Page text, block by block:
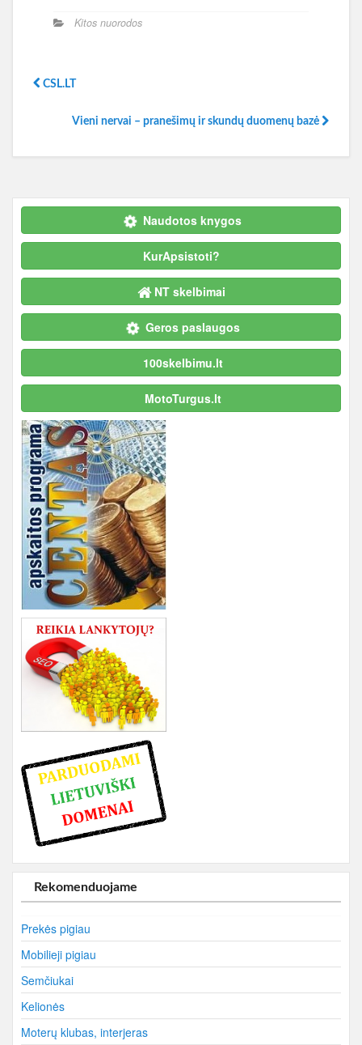
Kitos nuorodos
CSL.LT
Vieni nervai – pranešimų ir skundų duomenų bazė
Naudotos knygos
KurApsistoti?
NT skelbimai
Geros paslaugos
100skelbimu.lt
MotoTurgus.lt
Rekomenduojame
Prekės pigiau
Mobilieji pigiau
Semčiukai
Kelionės
Moterų klubas, interjeras